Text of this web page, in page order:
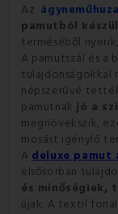
Az
pamutból készül
terméséből
A pamutszál és a
tulajdonságokkal
népszerűvé
pamutnak jó a
megnövekszik,
mosást igénylő
A deluxe pamut
elsősorban
és minőségiek,
újak. A textil